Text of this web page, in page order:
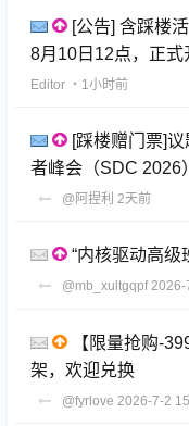
[公告] 含踩楼
8月10日12点，正式
Editor ・1小时前
[踩楼赠门票]
者峰会（SDC 2026
@阿捏利 2天前
“内核驱动高级
@mb_xultgqpf 2026-
【限量抢购-
架，欢迎兑换
@fyrlove 2026-7-2